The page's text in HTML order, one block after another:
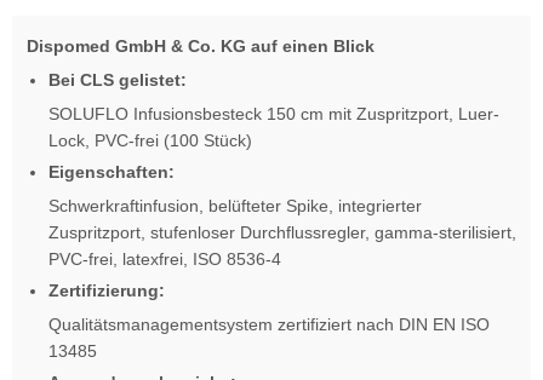
Dispomed GmbH & Co. KG auf einen Blick
Bei CLS gelistet:
SOLUFLO Infusionsbesteck 150 cm mit Zuspritzport, Luer-
Lock, PVC-frei (100 Stück)
Eigenschaften:
Schwerkraftinfusion, belüfteter Spike, integrierter
Zuspritzport, stufenloser Durchflussregler, gamma-sterilisiert,
PVC-frei, latexfrei, ISO 8536-4
Zertifizierung:
Qualitätsmanagementsystem zertifiziert nach DIN EN ISO
13485